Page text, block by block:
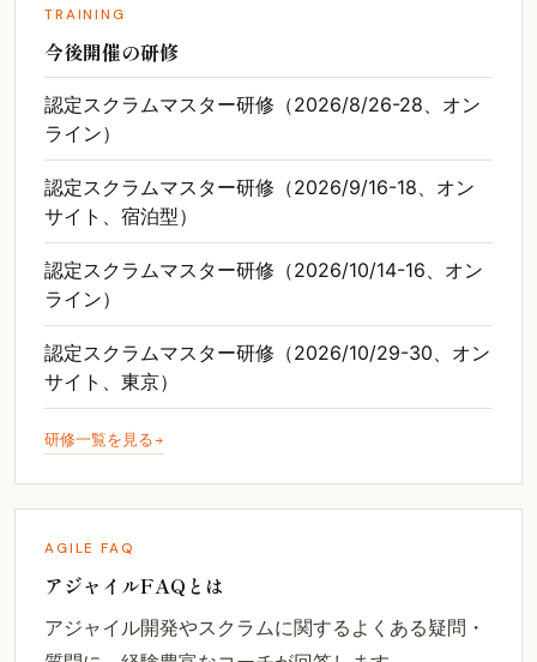
TRAINING
今後開催の研修
認定スクラムマスター研修（2026/8/26-28、オン
ライン）
認定スクラムマスター研修（2026/9/16-18、オン
サイト、宿泊型）
認定スクラムマスター研修（2026/10/14-16、オン
ライン）
認定スクラムマスター研修（2026/10/29-30、オン
サイト、東京）
研修一覧を見る
AGILE FAQ
アジャイルFAQとは
アジャイル開発やスクラムに関するよくある疑問・